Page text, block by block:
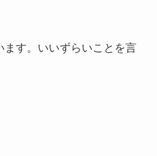
す。いいずらいことを言